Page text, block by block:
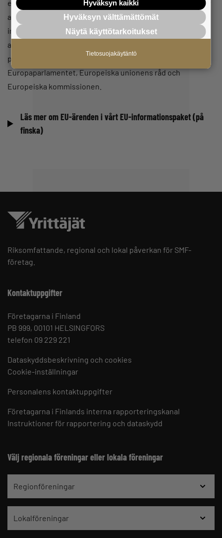
ekonomiska och sociala kommittén, där representanter för
arbetsgivare och arbetstagare samt andra
intressentgrupper möts. Kommitténs viktigaste uppgift är
att avge sina yttranden som presenterar civilsamhällets
perspektiv beträffande EU-lagstiftningsinitiativ till
Europaparlamentet, Europeiska unionens råd och
Europeiska kommissionen.
Läs mer om EU-ärenden i vårt EU-informationspaket (på
finska)
Riksomfattande, regional och lokal påverkan för SMF-
företag.
Kontaktuppgifter
Företagarna i Finland
PB 999, 00101 HELSINGFORS
telefon 09 229 221
Dataskyddsbeskrivning och cookies
Cookie-inställningar
Personalens kontaktuppgifter
Företagarna i Finlands interna rapporteringskanal
Instruktioner för rapportering och dataskydd
Välj regionala föreningar eller lokala föreningar
Regionföreningar
Lokalföreningar
Hyväksyn kaikki
Hyväksyn välttämättömät
Näytä käyttötarkoitukset
Tietosuojakäytäntö